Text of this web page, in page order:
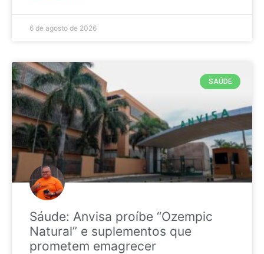
6 de agosto de 2026
SAÚDE
Sáude: Anvisa proíbe “Ozempic
Natural” e suplementos que
prometem emagrecer